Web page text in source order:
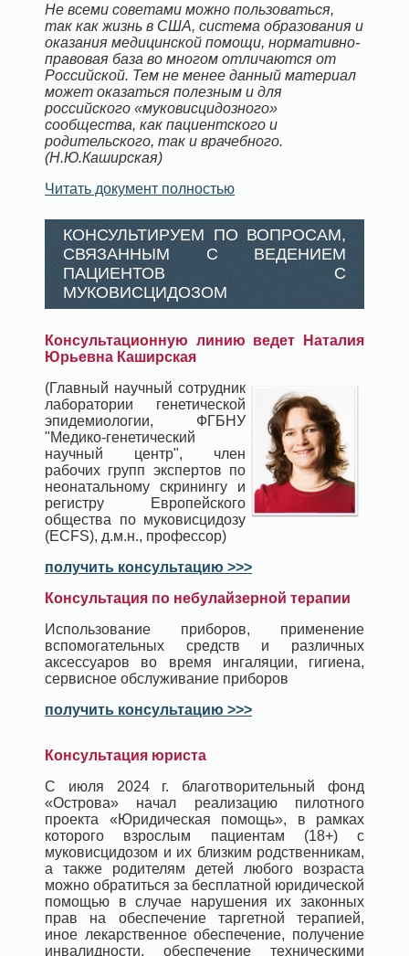
Не всеми советами можно пользоваться,
так как жизнь в США, система образования и
оказания медицинской помощи, нормативно-
правовая база во многом отличаются от
Российской. Тем не менее данный материал
может оказаться полезным и для
российского «муковисцидозного»
сообщества, как пациентского и
родительского, так и врачебного.
(Н.Ю.Каширская)
Читать документ полностью
КОНСУЛЬТИРУЕМ ПО ВОПРОСАМ,
СВЯЗАННЫМ С ВЕДЕНИЕМ
ПАЦИЕНТОВ С
МУКОВИСЦИДОЗОМ
Консультационную линию ведет Наталия
Юрьевна Каширская
(Главный научный сотрудник
лаборатории генетической
эпидемиологии, ФГБНУ
"Медико-генетический
научный центр", член
рабочих групп экспертов по
неонатальному скринингу и
регистру Европейского
общества по муковисцидозу
(ECFS), д.м.н., профессор)
получить консультацию >>>
Консультация по небулайзерной терапии
Использование приборов, применение
вспомогательных средств и различных
аксессуаров во время ингаляции, гигиена,
сервисное обслуживание приборов
получить консультацию >>>
Консультация юриста
С июля 2024 г. благотворительный фонд
«Острова» начал реализацию пилотного
проекта «Юридическая помощь», в рамках
которого взрослым пациентам (18+) с
муковисцидозом и их близким родственникам,
а также родителям детей любого возраста
можно обратиться за бесплатной юридической
помощью в случае нарушения их законных
прав на обеспечение таргетной терапией,
иное лекарственное обеспечение, получение
инвалидности, обеспечение техническими